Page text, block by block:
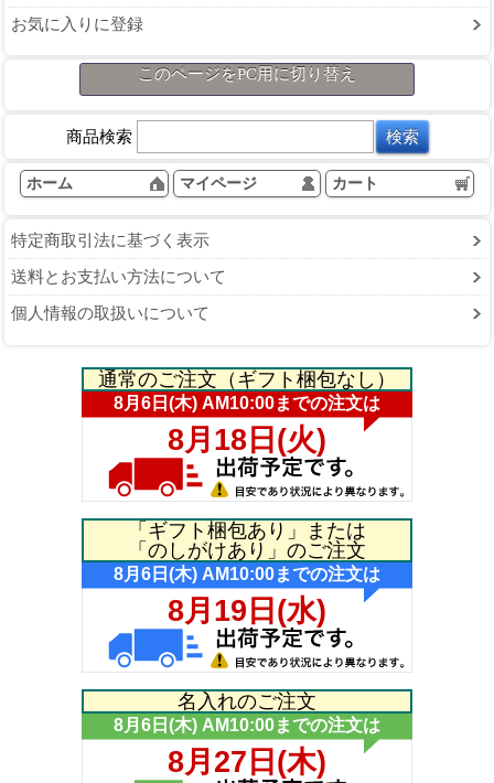
お気に入りに登録
このページをPC用に切り替え
商品検索
ホーム マイページ カート
特定商取引法に基づく表示
送料とお支払い方法について
個人情報の取扱いについて
通常のご注文（ギフト梱包なし）
「ギフト梱包あり」または
「のしがけあり」のご注文
名入れのご注文